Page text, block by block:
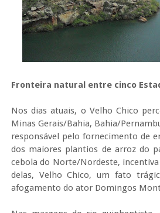
Fronteira natural entre cinco
Nos dias atuais, o Velho Chico
Minas Gerais/Bahia, Bahia/
responsável pelo fornecimento de
dos maiores plantios de arroz do
cebola do Norte/Nordeste,
delas, Velho Chico, um fato
afogamento do ator Domingos